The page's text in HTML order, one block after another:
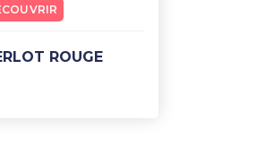
ROUGE